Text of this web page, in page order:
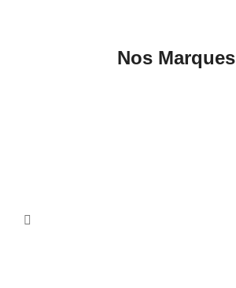
Nos Marques